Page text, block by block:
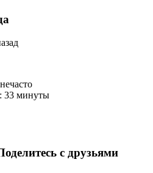
33 минуты
с друзьями